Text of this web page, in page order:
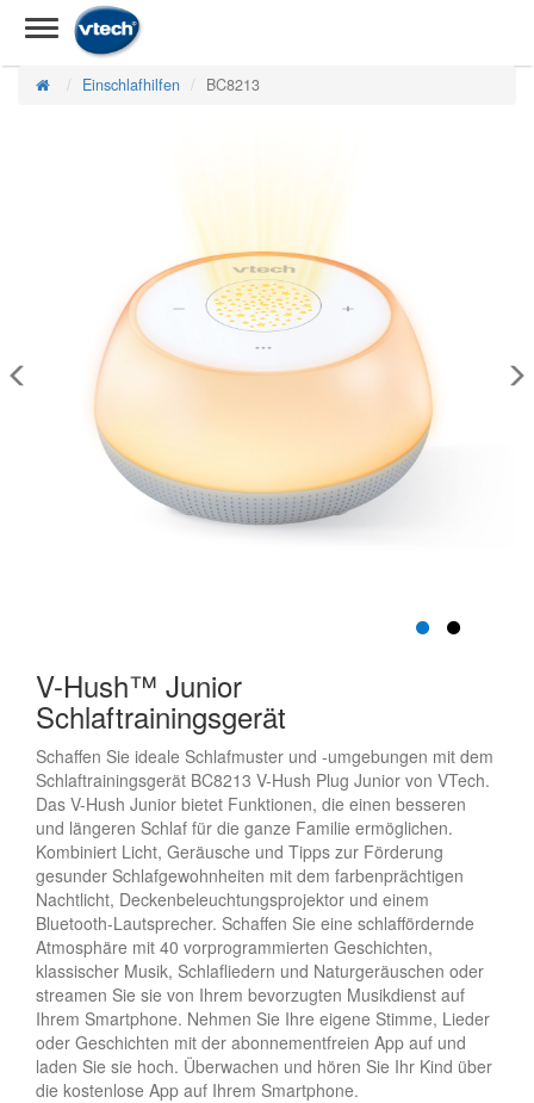
Einschlafhilfen BC8213
V-Hush™ Junior
Schlaftrainingsgerät
Schaffen Sie ideale Schlafmuster und -umgebungen mit dem
Schlaftrainingsgerät BC8213 V-Hush Plug Junior von VTech.
Das V-Hush Junior bietet Funktionen, die einen besseren
und längeren Schlaf für die ganze Familie ermöglichen.
Kombiniert Licht, Geräusche und Tipps zur Förderung
gesunder Schlafgewohnheiten mit dem farbenprächtigen
Nachtlicht, Deckenbeleuchtungsprojektor und einem
Bluetooth-Lautsprecher. Schaffen Sie eine schlaffördernde
Atmosphäre mit 40 vorprogrammierten Geschichten,
klassischer Musik, Schlafliedern und Naturgeräuschen oder
streamen Sie sie von Ihrem bevorzugten Musikdienst auf
Ihrem Smartphone. Nehmen Sie Ihre eigene Stimme, Lieder
oder Geschichten mit der abonnementfreien App auf und
laden Sie sie hoch. Überwachen und hören Sie Ihr Kind über
die kostenlose App auf Ihrem Smartphone.